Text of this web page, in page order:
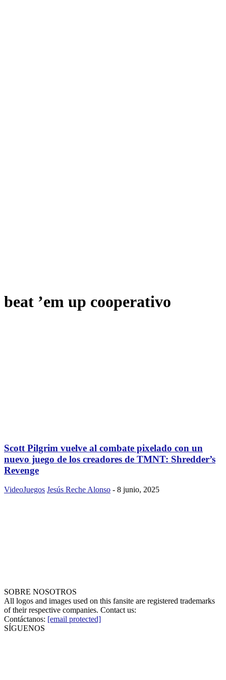
beat ’em up cooperativo
Scott Pilgrim vuelve al combate pixelado con un
nuevo juego de los creadores de TMNT: Shredder’s
Revenge
VideoJuegos Jesús Reche Alonso - 8 junio, 2025
SOBRE NOSOTROS
All logos and images used on this fansite are registered trademarks
of their respective companies. Contact us:
Contáctanos: [email protected]
SÍGUENOS